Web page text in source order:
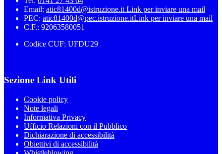
Email: atic81400d@istruzione.it Link per inviare una mail
PEC: atic81400d@pec.istruzione.itLink per inviare una mail
C.F.: 92063580051
Codice CUF: UFDU29
Sezione Link Utili
Cookie policy
Note legali
Informativa Privacy
Ufficio Relazioni con il Pubblico
Dichiarazione di accessibilità
Obiettivi di accessibilità